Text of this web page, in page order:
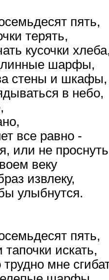
пять,
терять,
кусочки
шарфы,
стены и шкафы,
в небо,
все равно -
или не
веку
извлеку,
улыбнутся.
пять,
искать,
мне